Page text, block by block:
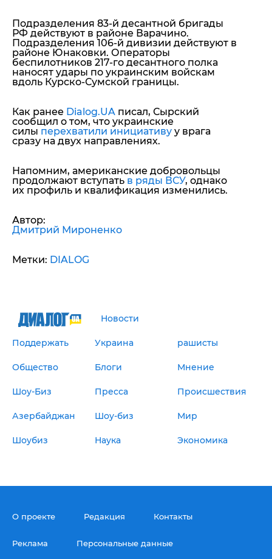
Подразделения 83-й десантной бригады
РФ действуют в районе Варачино.
Подразделения 106-й дивизии действуют в
районе Юнаковки. Операторы
беспилотников 217-го десантного полка
наносят удары по украинским войскам
вдоль Курско-Сумской границы.
Как ранее Dialog.UA писал, Сырский
сообщил о том, что украинские
силы перехватили инициативу у врага
сразу на двух направлениях.
Напомним, американские добровольцы
продолжают вступать в ряды ВСУ, однако
их профиль и квалификация изменились.
Автор:
Дмитрий Мироненко
Метки: DIALOG
Новости
Поддержать Украина рашисты
Общество Блоги Мнение
Шоу-Биз Пресса Происшествия
Азербайджан Шоу-биз Мир
Шоубиз Наука Экономика
О проекте Редакция Контакты
Реклама Персональные данные